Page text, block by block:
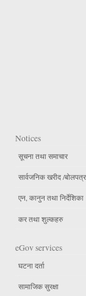
Notices
सूचना तथा समाचार
सार्वजनिक खरीद /
एन, कानुन तथा निर्देशिका
कर तथा शुल्कहरु
eGov services
घटना दर्ता
सामाजिक सुरक्षा